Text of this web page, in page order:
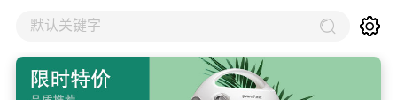
默认关键字